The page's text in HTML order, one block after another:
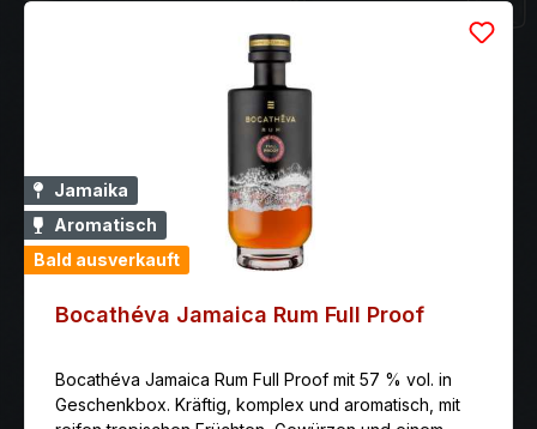
Jamaika
Aromatisch
Bald ausverkauft
Bocathéva Jamaica Rum Full Proof
Bocathéva Jamaica Rum Full Proof mit 57 % vol. in
Geschenkbox. Kräftig, komplex und aromatisch, mit